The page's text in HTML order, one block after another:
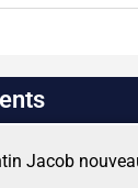
Jacob